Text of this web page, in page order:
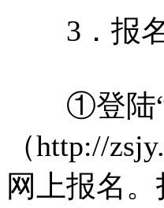
3．报名
①登陆“
（http://
网上报名